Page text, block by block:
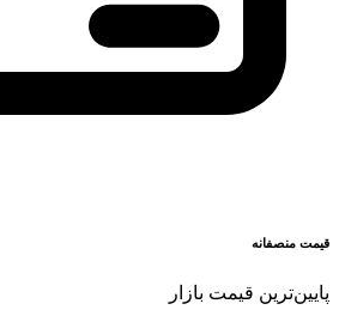
قیمت منصفانه
پایین‌ترین قیمت بازار